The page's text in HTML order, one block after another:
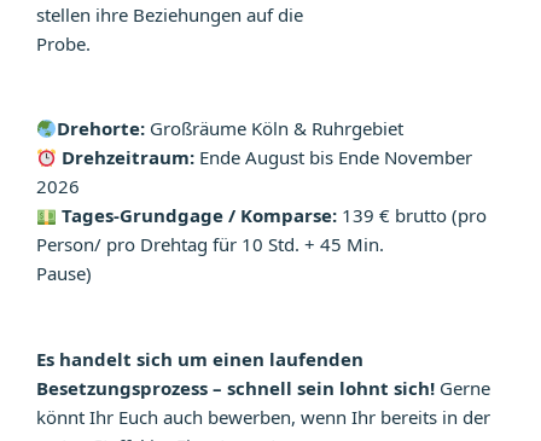
stellen ihre Beziehungen auf die
Probe.
Drehorte: Großräume Köln & Ruhrgebiet
Drehzeitraum: Ende August bis Ende November
2026
Tages-Grundgage / Komparse: 139 € brutto (pro
Person/ pro Drehtag für 10 Std. + 45 Min.
Pause)
Es handelt sich um einen laufenden
Besetzungsprozess – schnell sein lohnt sich! Gerne
könnt Ihr Euch auch bewerben, wenn Ihr bereits in der